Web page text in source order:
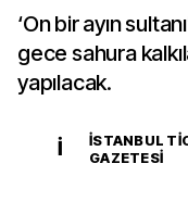
‘On bir ayın
gece sahura
yapılacak.
İ
İSTANBUL
GAZETESI